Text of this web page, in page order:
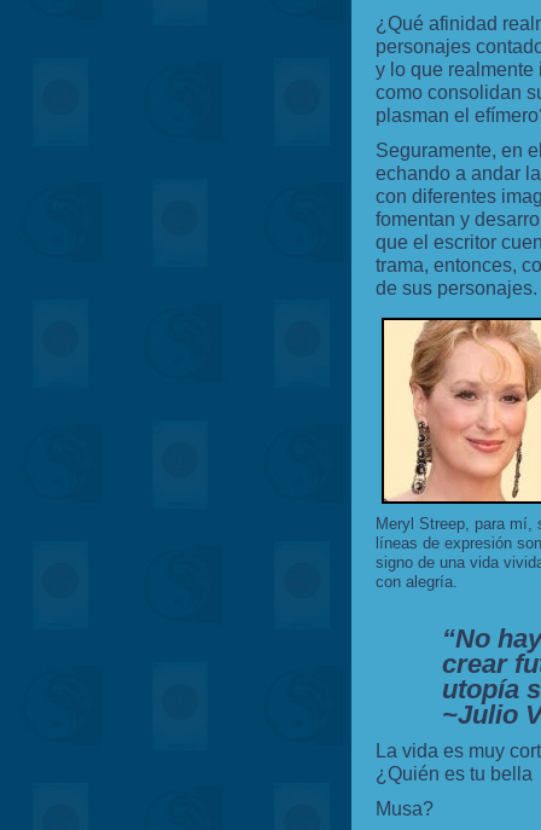
¿Qué afinidad
personajes
y lo que
como consolidan
plasman el
Seguramente, en
echando a andar
con diferentes
fomentan y
que el escritor
trama, entonces,
de sus personajes.
Meryl Streep, para mí,
líneas de expresión
signo de una vida
con alegría.
“No
crear
utopía
~Julio
La vida es muy
¿Quién es tu bella
Musa?